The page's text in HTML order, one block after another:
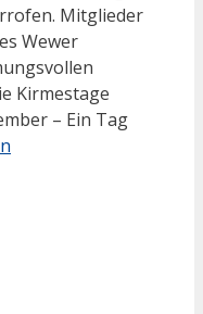
Mitglieder
Wewer
Kirmestage
– Ein Tag